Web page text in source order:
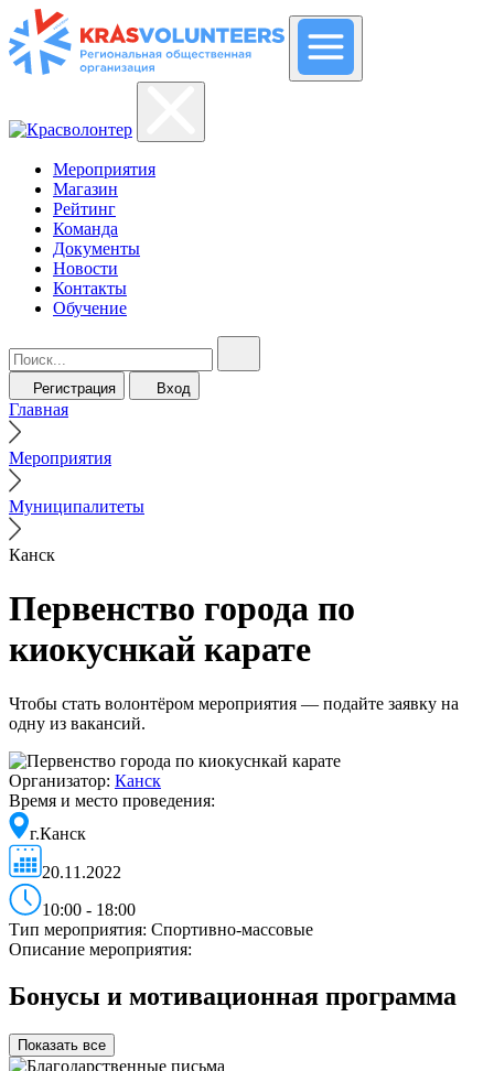
Мероприятия
Магазин
Рейтинг
Команда
Документы
Новости
Контакты
Обучение
Регистрация Вход
Главная
Мероприятия
Муниципалитеты
Канск
Первенство города по
киокуснкай карате
Чтобы стать волонтёром мероприятия — подайте заявку на
одну из вакансий.
Организатор: Канск
Время и место проведения:
г.Канск
20.11.2022
10:00 - 18:00
Тип мероприятия: Спортивно-массовые
Описание мероприятия:
Бонусы и мотивационная программа
Показать все